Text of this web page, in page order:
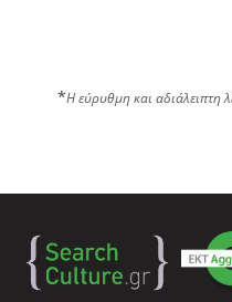
*Η εύρυθμη και αδιάλειπτη